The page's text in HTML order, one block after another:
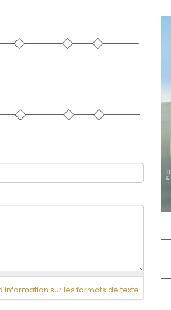
sur les formats de texte